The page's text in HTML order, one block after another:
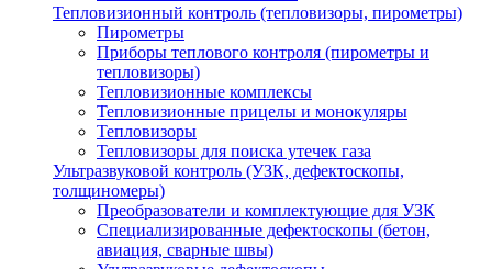
Тепловизионный контроль (тепловизоры, пирометры)
Пирометры
Приборы теплового контроля (пирометры и
тепловизоры)
Тепловизионные комплексы
Тепловизионные прицелы и монокуляры
Тепловизоры
Тепловизоры для поиска утечек газа
Ультразвуковой контроль (УЗК, дефектоскопы,
толщиномеры)
Преобразователи и комплектующие для УЗК
Специализированные дефектоскопы (бетон,
авиация, сварные швы)